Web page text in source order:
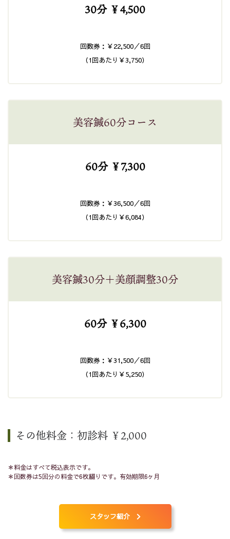
30分 ￥4,500
回数券：￥22,500／6回
（1回あたり￥3,750）
美容鍼60分コース
60分 ￥7,300
回数券：￥36,500／6回
（1回あたり￥6,084）
美容鍼30分＋美顔調整30分
60分 ￥6,300
回数券：￥31,500／6回
（1回あたり￥5,250）
その他料金：初診料 ￥2,000
＊料金はすべて税込表示です。
＊回数券は5回分の料金で6枚綴りです。有効期限6ヶ月
スタッフ紹介